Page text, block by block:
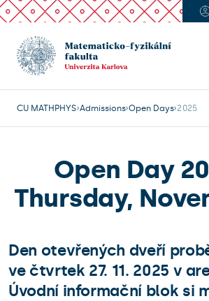
CU MATHPHYS Admissions Open Days 2025
Open Day
Thursday,
Den otevřených dveří
ve čtvrtek 27. 11. 2025 v
Úvodní informační blok si